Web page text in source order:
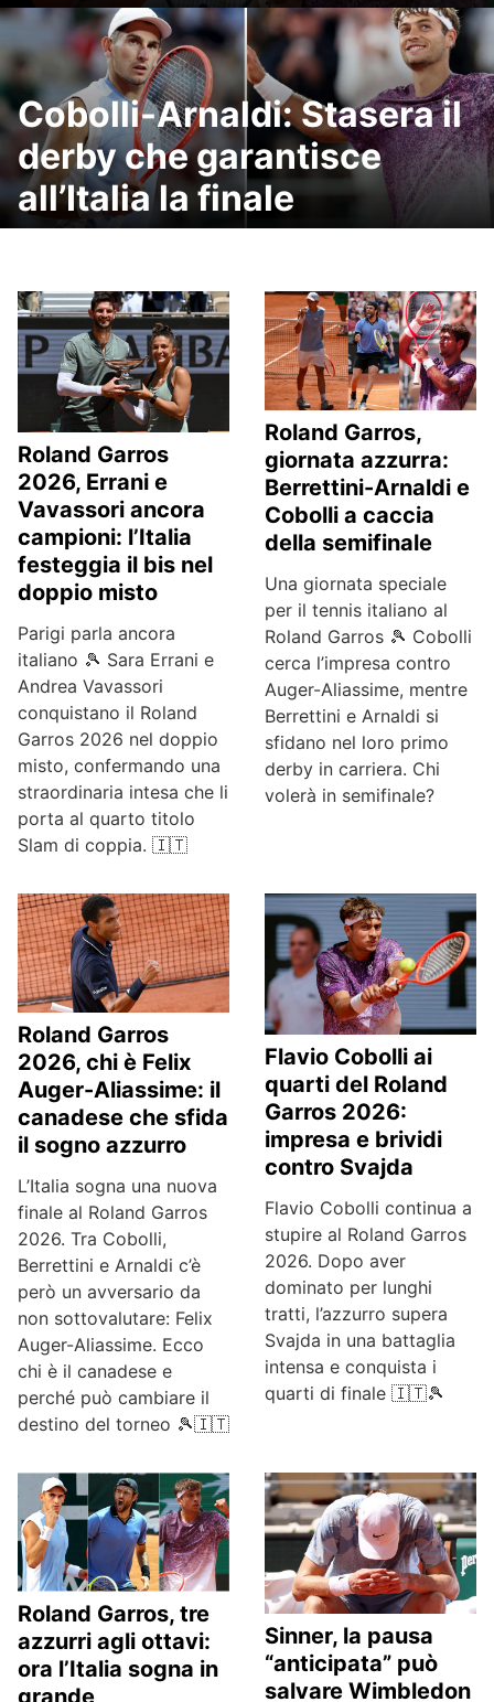
Cobolli-Arnaldi: Stasera il
derby che garantisce
all’Italia la finale
Roland Garros
2026, Errani e
Vavassori ancora
campioni: l’Italia
festeggia il bis nel
doppio misto
Parigi parla ancora
italiano 🎾 Sara Errani e
Andrea Vavassori
conquistano il Roland
Garros 2026 nel doppio
misto, confermando una
straordinaria intesa che li
porta al quarto titolo
Slam di coppia. 🇮🇹
Roland Garros,
giornata azzurra:
Berrettini-Arnaldi e
Cobolli a caccia
della semifinale
Una giornata speciale
per il tennis italiano al
Roland Garros 🎾 Cobolli
cerca l’impresa contro
Auger-Aliassime, mentre
Berrettini e Arnaldi si
sfidano nel loro primo
derby in carriera. Chi
volerà in semifinale?
Roland Garros
2026, chi è Felix
Auger-Aliassime: il
canadese che sfida
il sogno azzurro
L’Italia sogna una nuova
finale al Roland Garros
2026. Tra Cobolli,
Berrettini e Arnaldi c’è
però un avversario da
non sottovalutare: Felix
Auger-Aliassime. Ecco
chi è il canadese e
perché può cambiare il
destino del torneo 🎾🇮🇹
Flavio Cobolli ai
quarti del Roland
Garros 2026:
impresa e brividi
contro Svajda
Flavio Cobolli continua a
stupire al Roland Garros
2026. Dopo aver
dominato per lunghi
tratti, l’azzurro supera
Svajda in una battaglia
intensa e conquista i
quarti di finale 🇮🇹🎾
Roland Garros, tre
azzurri agli ottavi:
ora l’Italia sogna in
grande
Sinner, la pausa
“anticipata” può
salvare Wimbledon